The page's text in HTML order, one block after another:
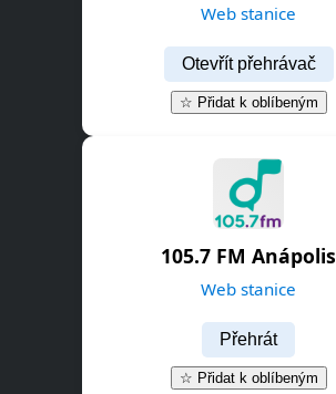
Web stanice
Otevřít přehrávač
☆ Přidat k oblíbeným
105.7 FM Anápolis
Web stanice
Přehrát
☆ Přidat k oblíbeným